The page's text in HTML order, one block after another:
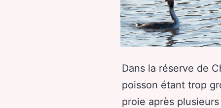
Dans la réserve de
poisson étant trop
proie après plusieurs